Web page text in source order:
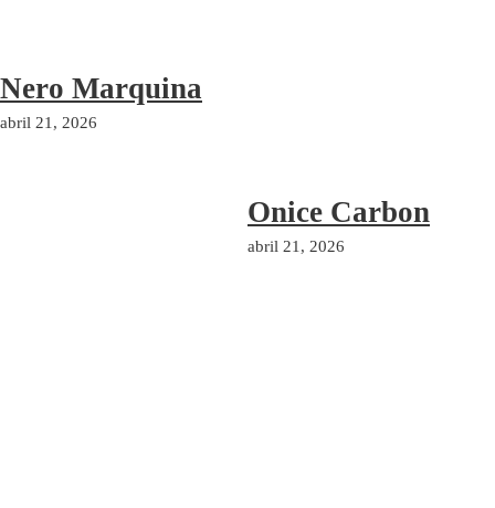
Nero Marquina
abril 21, 2026
Onice Carbon
abril 21, 2026